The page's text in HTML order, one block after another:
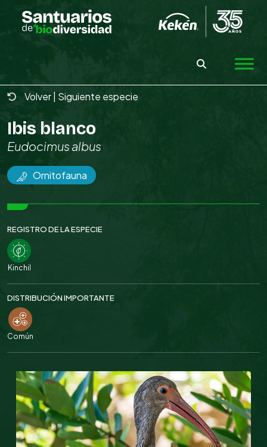
Volver Siguiente especie
Ibis blanco
Eudocimus albus
Ornitofauna
REGISTRO DE LA ESPECIE
Kinchil
DISTRIBUCIÓN IMPORTANTE
Común